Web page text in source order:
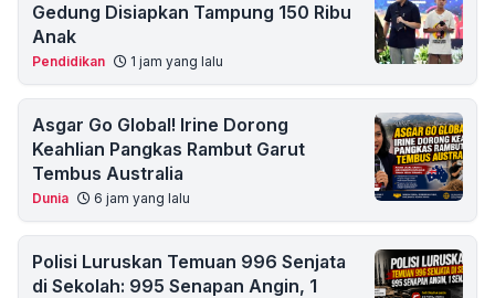
Gedung Disiapkan Tampung 150 Ribu
Anak
Pendidikan 1 jam yang lalu
Asgar Go Global! Irine Dorong
Keahlian Pangkas Rambut Garut
Tembus Australia
Dunia 6 jam yang lalu
Polisi Luruskan Temuan 996 Senjata
di Sekolah: 995 Senapan Angin, 1